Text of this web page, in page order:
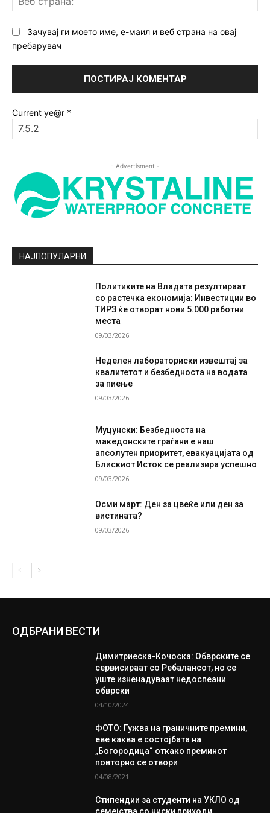
Зачувај ги моето име, е-маил и веб страна на овај
пребарувач
Current ye@r *
- Advertisment -
НАЈПОПУЛАРНИ
Политиките на Владата резултираат
со растечка економија: Инвестиции во
ТИРЗ ќе отворат нови 5.000 работни
места
09/03/2026
Неделен лабораториски извештај за
квалитетот и безбедноста на водата
за пиење
09/03/2026
Муцунски: Безбедноста на
македонските граѓани е наш
апсолутен приоритет, евакуацијата од
Блискиот Исток се реализира успешно
09/03/2026
Осми март: Ден за цвеќе или ден за
вистината?
09/03/2026
ОДБРАНИ ВЕСТИ
Димитриеска-Кочоска: Обврските се
сервисираат со Ребалансот, но се
уште изненадуваат недоспеани
обврски
04/10/2024
ФОТО: Гужва на граничните премини,
еве каква е состојбата на
„Богородица“ откако преминот
повторно се отвори
04/08/2021
Стипендии за студенти на УКЛО од